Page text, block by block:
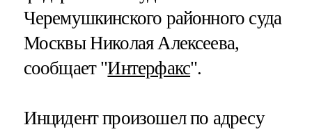
Черемушкинского районного суда
Москвы Николая Алексеева,
сообщает "Интерфакс".
Инцидент произошел по адресу